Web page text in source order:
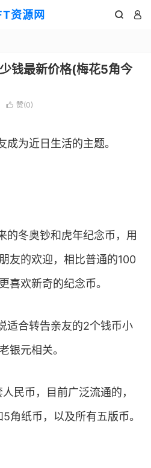
资源网  
钱最新价格(梅花5角今
 赞(0)
为近日生活的主题。
的冬奥钞和虎年纪念币，用
友的欢迎，相比普通的100
喜欢新奇的纪念币。
适合转告亲友的2个钱币小
银元相关。
民币，目前广泛流通的，
角纸币，以及所有五版币。